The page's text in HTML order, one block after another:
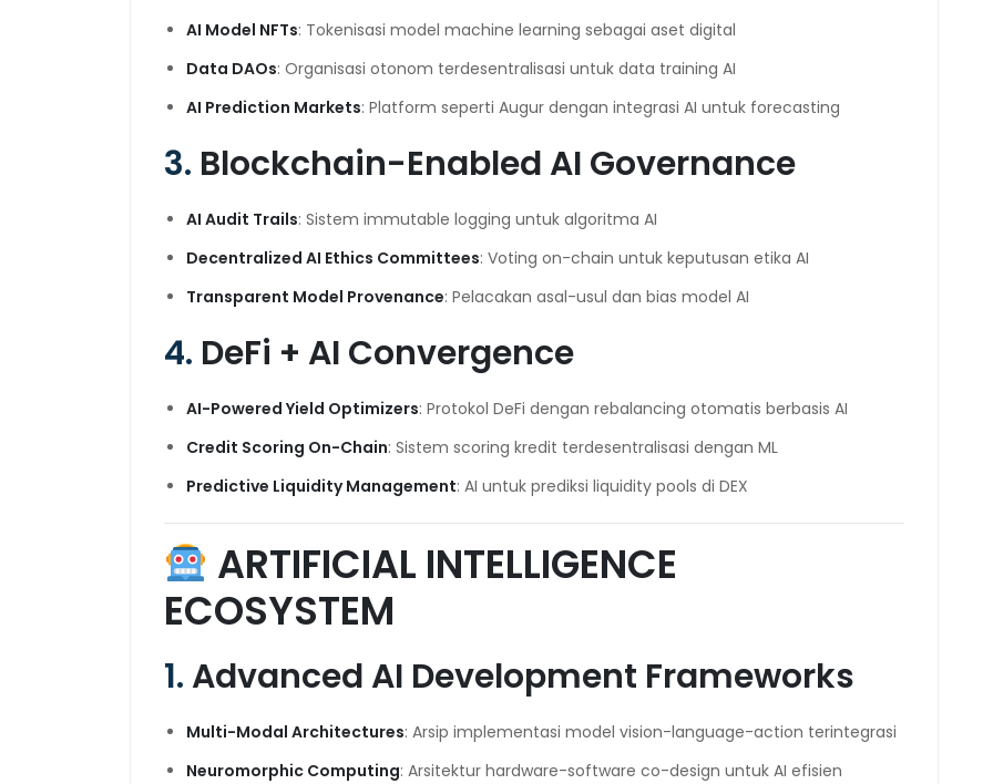
AI Model NFTs: Tokenisasi model machine learning sebagai aset digital
Data DAOs: Organisasi otonom terdesentralisasi untuk data training AI
AI Prediction Markets: Platform seperti Augur dengan integrasi AI untuk forecasting
3. Blockchain-Enabled AI Governance
AI Audit Trails: Sistem immutable logging untuk algoritma AI
Decentralized AI Ethics Committees: Voting on-chain untuk keputusan etika AI
Transparent Model Provenance: Pelacakan asal-usul dan bias model AI
4. DeFi + AI Convergence
AI-Powered Yield Optimizers: Protokol DeFi dengan rebalancing otomatis berbasis AI
Credit Scoring On-Chain: Sistem scoring kredit terdesentralisasi dengan ML
Predictive Liquidity Management: AI untuk prediksi liquidity pools di DEX
ARTIFICIAL INTELLIGENCE
ECOSYSTEM
1. Advanced AI Development Frameworks
Multi-Modal Architectures: Arsip implementasi model vision-language-action terintegrasi
Neuromorphic Computing: Arsitektur hardware-software co-design untuk AI efisien